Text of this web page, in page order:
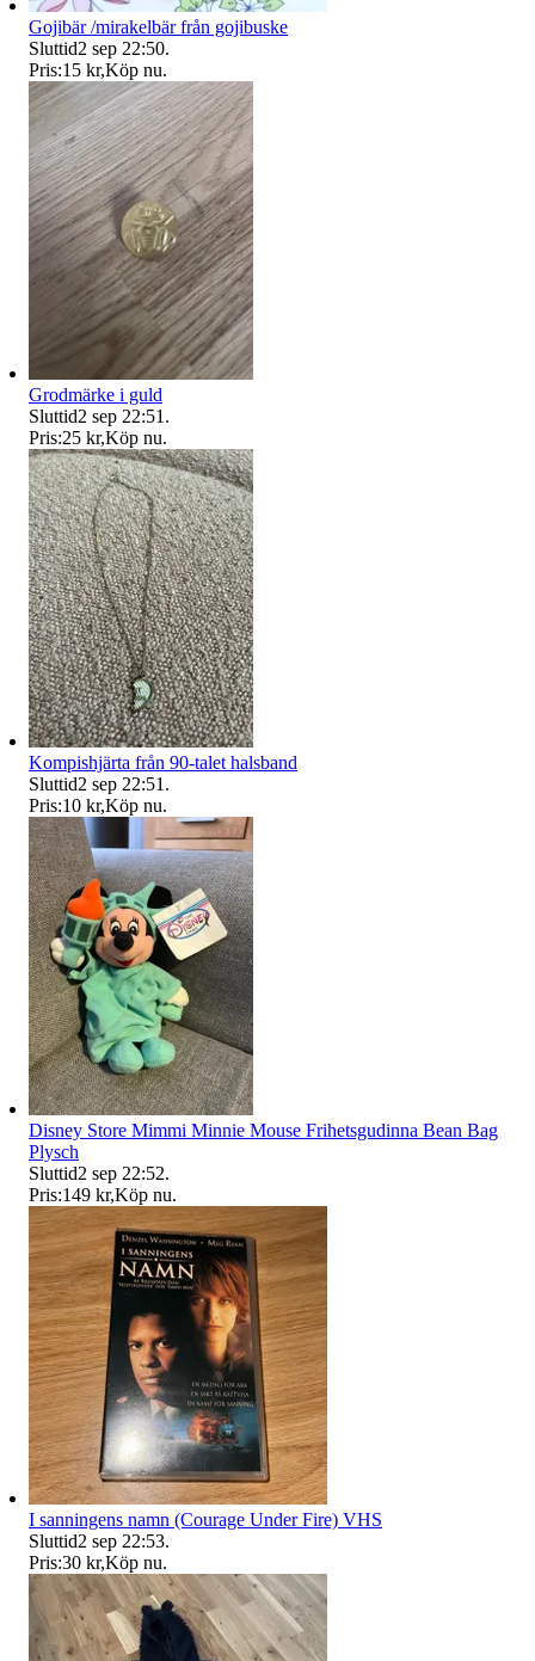
Gojibär /mirakelbär från gojibuske
Sluttid2 sep 22:50.
Pris:15 kr,Köp nu.
Grodmärke i guld
Sluttid2 sep 22:51 .
Pris:25 kr,Köp nu.
Kompishjärta från 90-talet halsband
Sluttid2 sep 22:51 .
Pris:10 kr,Köp nu.
Disney Store Mimmi Minnie Mouse Frihetsgudinna Bean Bag
Plysch
Sluttid2 sep 22:52.
Pris:149 kr,Köp nu.
I sanningens namn (Courage Under Fire) VHS
Sluttid2 sep 22:53.
Pris:30 kr,Köp nu.